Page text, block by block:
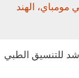
مومباي، الهند